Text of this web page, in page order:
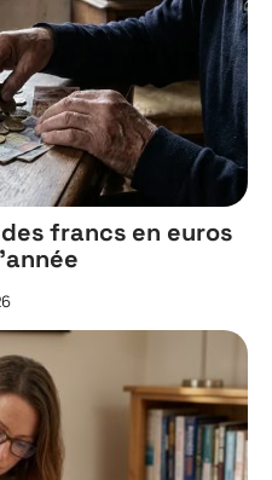
francs en euros